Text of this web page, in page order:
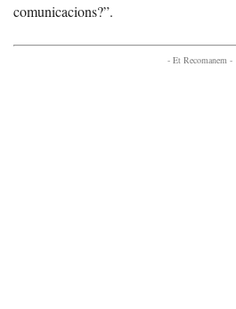
comunicacions?”.
- Et Recomanem -